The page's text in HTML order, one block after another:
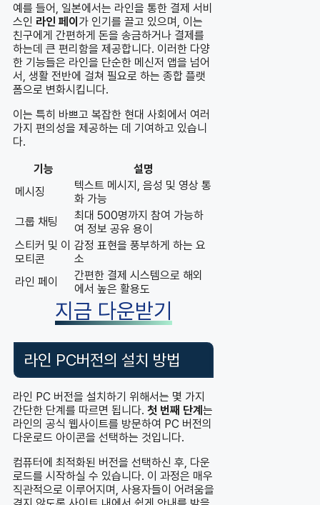
예를 들어, 일본에서는 라인을 통한 결제 서비
스인 라인 페이 가 인기를 끌고 있으며, 이는
친구에게 간편하게 돈을 송금하거나 결제를
하는데 큰 편리함을 제공합니다. 이러한 다양
한 기능들은 라인을 단순한 메신저 앱을 넘어
서, 생활 전반에 걸쳐 필요로 하는 종합 플랫
폼으로 변화시킵니다.
이는 특히 바쁘고 복잡한 현대 사회에서 여러
가지 편의성을 제공하는 데 기여하고 있습니
다.
기능
설명
메시징
텍스트 메시지, 음성 및 영상 통
화 가능
그룹 채팅
최대 500명까지 참여 가능하
여 정보 공유 용이
스티커 및 이
모티콘
감정 표현을 풍부하게 하는 요
소
라인 페이
간편한 결제 시스템으로 해외
에서 높은 활용도
지금 다운받기
라인 PC버전의 설치 방법
라인 PC 버전을 설치하기 위해서는 몇 가지
간단한 단계를 따르면 됩니다. 첫 번째 단계 는
라인의 공식 웹사이트를 방문하여 PC 버전의
다운로드 아이콘을 선택하는 것입니다.
컴퓨터에 최적화된 버전을 선택하신 후, 다운
로드를 시작하실 수 있습니다. 이 과정은 매우
직관적으로 이루어지며, 사용자들이 어려움을